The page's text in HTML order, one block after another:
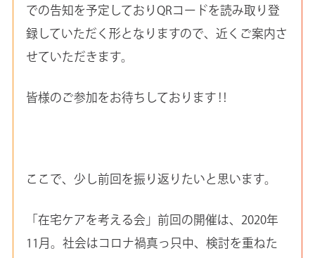
での告知を予定しておりQRコードを読み取り登
録していただく形となりますので、近くご案内さ
せていただきます。
皆様のご参加をお待ちしております‼
ここで、少し前回を振り返りたいと思います。
「在宅ケアを考える会」前回の開催は、2020年
11月。社会はコロナ禍真っ只中、検討を重ねた